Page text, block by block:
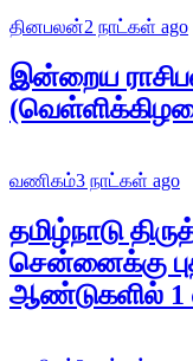
தினபலன்2 நாட்கள் ago
இன்றைய
வணிகம்3 நாட்கள் ago
தமிழ்நாடு
சென்னைக்கு
ஆண்டுகளில் 1